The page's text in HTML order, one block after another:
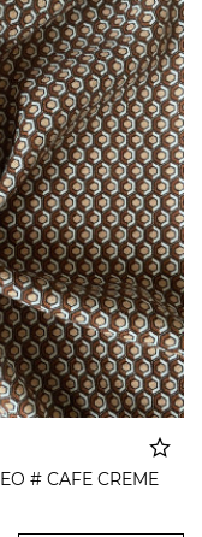
# CAFE CREME